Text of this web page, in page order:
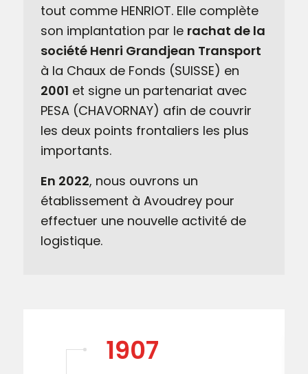
tout comme HENRIOT. Elle complète
son implantation par le rachat de la
société Henri Grandjean Transport
à la Chaux de Fonds (SUISSE) en
2001 et signe un partenariat avec
PESA (CHAVORNAY) afin de couvrir
les deux points frontaliers les plus
importants.
En 2022, nous ouvrons un
établissement à Avoudrey pour
effectuer une nouvelle activité de
logistique.
1907